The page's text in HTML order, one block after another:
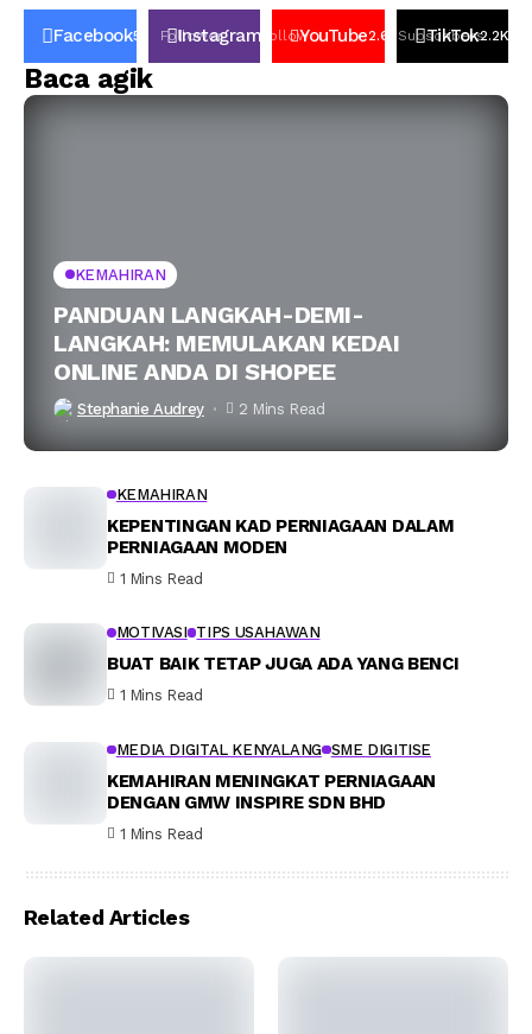
Facebook50K Follower
Instagram FollowYouTube2.6k Subscribers
TikTok2.2K
Baca agik
KEMAHIRAN
PANDUAN LANGKAH-DEMI-
LANGKAH: MEMULAKAN KEDAI
ONLINE ANDA DI SHOPEE
Stephanie Audrey 2 Mins Read
KEMAHIRAN
KEPENTINGAN KAD PERNIAGAAN DALAM
PERNIAGAAN MODEN
1 Mins Read
MOTIVASI TIPS USAHAWAN
BUAT BAIK TETAP JUGA ADA YANG BENCI
1 Mins Read
MEDIA DIGITAL KENYALANG SME DIGITISE
KEMAHIRAN MENINGKAT PERNIAGAAN
DENGAN GMW INSPIRE SDN BHD
1 Mins Read
Related Articles